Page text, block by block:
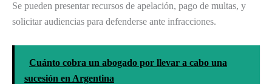
Se pueden presentar recursos de apelación, pago de multas, y
solicitar audiencias para defenderse ante infracciones.
Cuánto cobra un abogado por llevar a cabo una
sucesión en Argentina